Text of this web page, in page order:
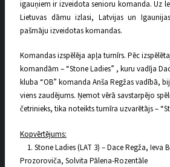
igauņiem ir izveidota senioru komanda. Uz
Lietuvas dāmu izlasi, Latvijas un
pašmāju izveidotas komandas.
Komandas izspēlēja apļa turnīrs. Pēc
komandām – “Stone Ladies” , kuru vadīja
kluba “OB” komanda Anša Regžas vadībā,
viens zaudējums. Ņemot vērā savstarpējo
četrinieks, tika noteikts turnīra uzvarētājs –
Kopvērtējums:
1. Stone Ladies (LAT 3) – Dace Regža, Ieva
Prozoroviča, Solvita Pālena-Rozentāle